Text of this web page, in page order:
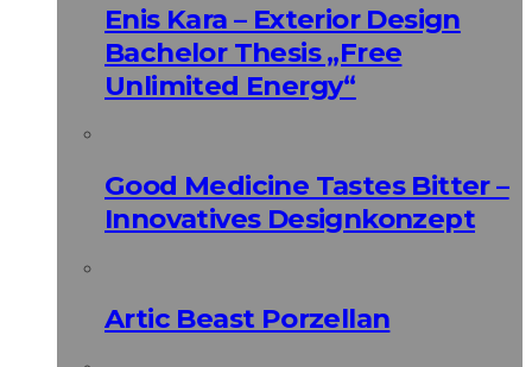
Enis Kara – Exterior Design
Bachelor Thesis „Free
Unlimited Energy“
Good Medicine Tastes Bitter –
Innovatives Designkonzept
Artic Beast Porzellan